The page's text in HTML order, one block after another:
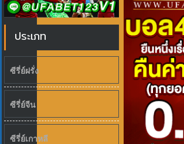
ประเภท
ซีรี่ย์ฝรั่ง
ซีรี่ย์จีน
ซีรี่ย์เกาหลี